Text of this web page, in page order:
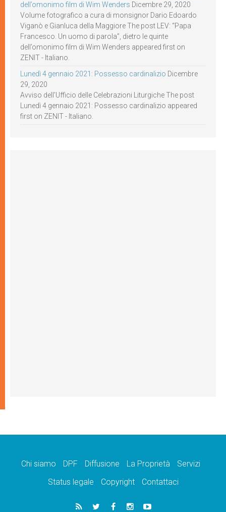
dell’omonimo film di Wim Wenders Dicembre 29, 2020
Volume fotografico a cura di monsignor Dario Edoardo
Viganò e Gianluca della Maggiore The post LEV: “Papa
Francesco. Un uomo di parola”, dietro le quinte
dell’omonimo film di Wim Wenders appeared first on
ZENIT - Italiano.
Lunedì 4 gennaio 2021: Possesso cardinalizio Dicembre
29, 2020
Avviso dell’Ufficio delle Celebrazioni Liturgiche The post
Lunedì 4 gennaio 2021: Possesso cardinalizio appeared
first on ZENIT - Italiano.
Chi siamo DPF Diffusione La Proprietà
Servizi
Status legale
Copyright Contattaci